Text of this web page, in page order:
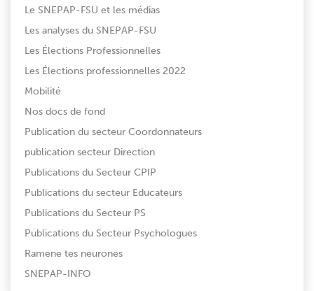
Le SNEPAP-FSU et les médias
Les analyses du SNEPAP-FSU
Les Élections Professionnelles
Les Élections professionnelles 2022
Mobilité
Nos docs de fond
Publication du secteur Coordonnateurs
publication secteur Direction
Publications du Secteur CPIP
Publications du secteur Educateurs
Publications du Secteur PS
Publications du Secteur Psychologues
Ramene tes neurones
SNEPAP-INFO